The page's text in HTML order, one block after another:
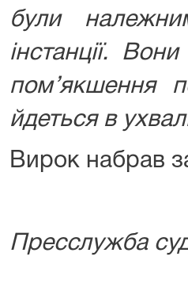
були
інстанції.
пом’якшення
йдеться в
Вирок набрав
Пресслужба